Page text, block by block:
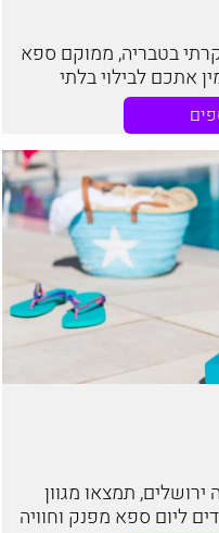
בטבריה, ממוקם ספא
אתכם לבילוי בלתי
הזמן, לחוויה חושית
תמצאו מגוון
ליום ספא מפנק וחוויה